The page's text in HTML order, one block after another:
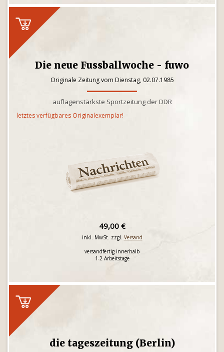
Die neue Fussballwoche - fuwo
Originale Zeitung vom Dienstag, 02.07.1985
auflagenstärkste Sportzeitung der DDR
letztes verfügbares Originalexemplar!
49,00 €
inkl. MwSt. zzgl. Versand
versandfertig innerhalb
1-2 Arbeitstage
die tageszeitung (Berlin)